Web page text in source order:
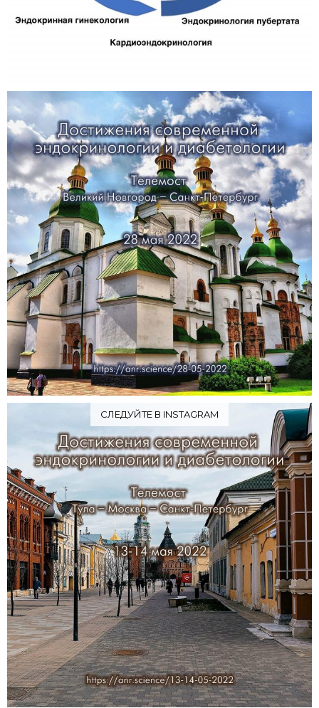
СЛЕДУЙТЕ В INSTAGRAM